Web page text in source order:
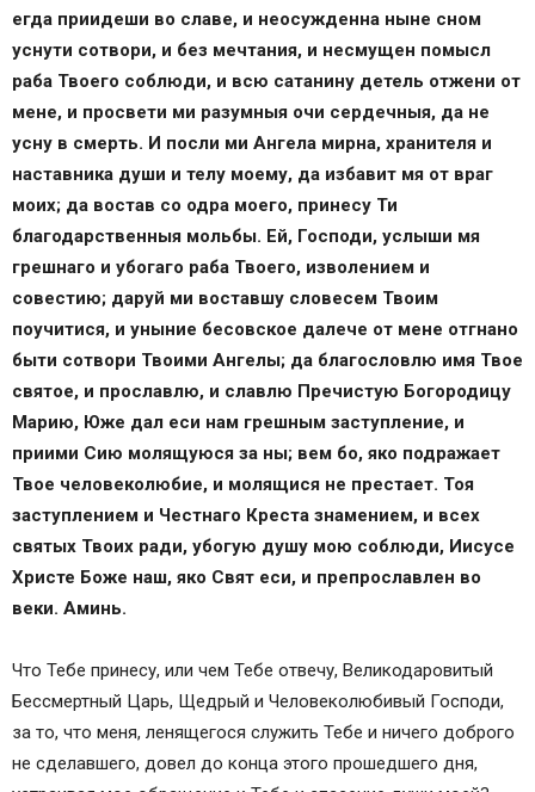
егда приидеши во славе, и неосужденна ныне сном
уснути сотвори, и без мечтания, и несмущен помысл
раба Твоего соблюди, и всю сатанину детель отжени от
мене, и просвети ми разумныя очи сердечныя, да не
усну в смерть. И посли ми Ангела мирна, хранителя и
наставника души и телу моему, да избавит мя от враг
моих; да востав со одра моего, принесу Ти
благодарственныя мольбы. Ей, Господи, услыши мя
грешнаго и убогаго раба Твоего, изволением и
совестию; даруй ми воставшу словесем Твоим
поучитися, и уныние бесовское далече от мене отгнано
быти сотвори Твоими Ангелы; да благословлю имя Твое
святое, и прославлю, и славлю Пречистую Богородицу
Марию, Юже дал еси нам грешным заступление, и
приими Сию молящуюся за ны; вем бо, яко подражает
Твое человеколюбие, и молящися не престает. Тоя
заступлением и Честнаго Креста знамением, и всех
святых Твоих ради, убогую душу мою соблюди, Иисусе
Христе Боже наш, яко Свят еси, и препрославлен во
веки. Аминь.
Что Тебе принесу, или чем Тебе отвечу, Великодаровитый
Бессмертный Царь, Щедрый и Человеколюбивый Господи,
за то, что меня, ленящегося служить Тебе и ничего доброго
не сделавшего, довел до конца этого прошедшего дня,